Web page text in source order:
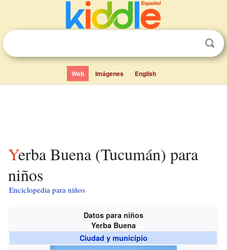
Web Imágenes English
Yerba Buena (Tucumán) para
niños
Enciclopedia para niños
Datos para niños
Yerba Buena
Ciudad y municipio